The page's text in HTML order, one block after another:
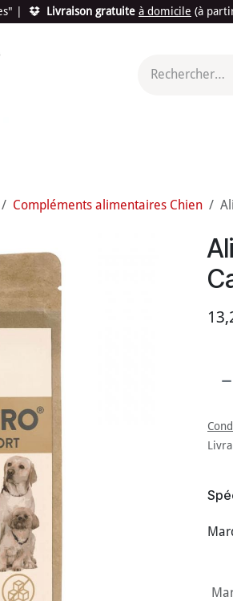
Livraison gratuite à domicile (à
Compléments alimentaires Chien